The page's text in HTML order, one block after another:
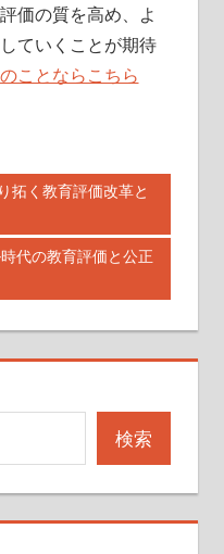
価の質を高め、よ
ていくことが期待
ことならこちら
拓く教育評価改革と
代の教育評価と公正
検索